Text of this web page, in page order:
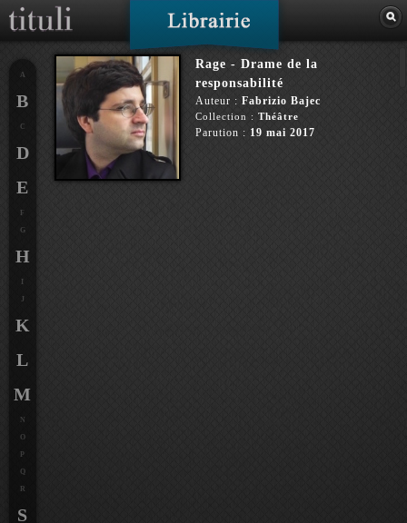
Rage - Drame de la
responsabilité
Auteur : Fabrizio Bajec
Collection : Théâtre
Parution : 19 mai 2017
A
B
C
D
E
F
G
H
J
K
L
M
N
O
P
Q
R
S